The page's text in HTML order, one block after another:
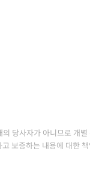
당사자가 아니므로 개별
보증하는 내용에 대한